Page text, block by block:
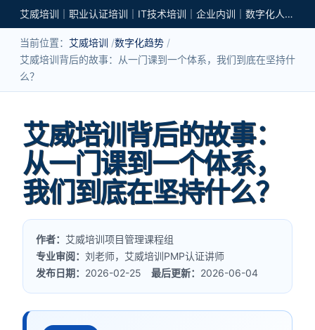
艾威培训｜职业认证培训｜IT技术培训｜企业内训｜数字化人才培养
当前位置： 艾威培训 数字化趋势
艾威培训背后的故事：从一门课到一个体系，我们到底在坚持什
么？
艾威培训背后的故事：
从一门课到一个体系，
我们到底在坚持什么？
作者： 艾威培训项目管理课程组
专业审阅：刘老师，艾威培训PMP认证讲师
发布日期： 2026-02-25最后更新： 2026-06-04